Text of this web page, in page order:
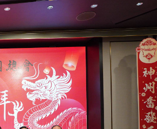
作戰方式
現國際傳播力量